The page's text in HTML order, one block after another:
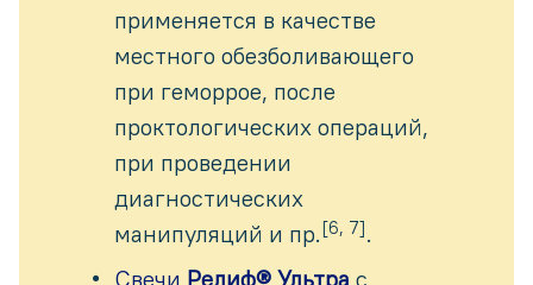
применяется в качестве
местного обезболивающего
при геморрое, после
проктологических операций,
при проведении
диагностических
манипуляций и пр. [6, 7].
Свечи Релиф® Ультра с